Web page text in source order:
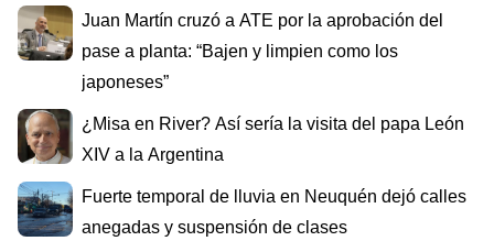
Juan Martín cruzó a ATE por la aprobación del
pase a planta: “Bajen y limpien como los
japoneses”
¿Misa en River? Así sería la visita del papa León
XIV a la Argentina
Fuerte temporal de lluvia en Neuquén dejó calles
anegadas y suspensión de clases